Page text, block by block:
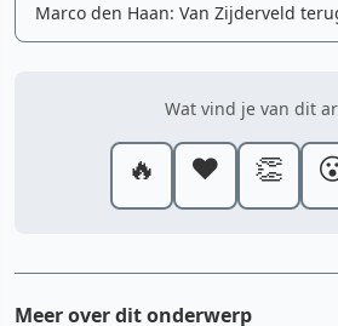
Marco den Haan: Van Zijderveld
Wat vind je van dit
🔥 ❤️ 👏
Meer over dit onderwerp